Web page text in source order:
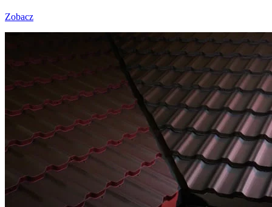
Zobacz